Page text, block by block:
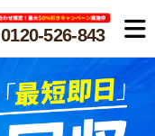
0120-526-843